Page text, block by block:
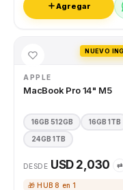
Agregar
APPLE
MacBook Pro 14" M5
16GB 512GB 16GB 1TB
24GB 1TB
DESDE USD 2,030 ⇄
🎁 HUB 8 en 1